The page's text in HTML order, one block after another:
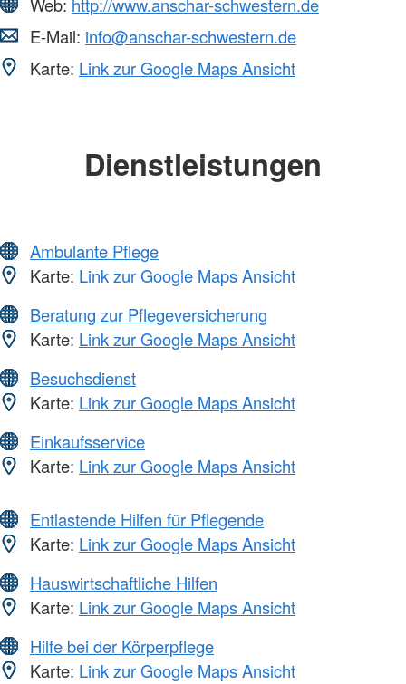
E-Mail: info@anschar-schwestern.de
Karte: Link zur Google Maps Ansicht
Dienstleistungen
Ambulante Pflege
Karte: Link zur Google Maps Ansicht
Beratung zur Pflegeversicherung
Karte: Link zur Google Maps Ansicht
Besuchsdienst
Karte: Link zur Google Maps Ansicht
Einkaufsservice
Karte: Link zur Google Maps Ansicht
Entlastende Hilfen für Pflegende
Karte: Link zur Google Maps Ansicht
Hauswirtschaftliche Hilfen
Karte: Link zur Google Maps Ansicht
Hilfe bei der Körperpflege
Karte: Link zur Google Maps Ansicht